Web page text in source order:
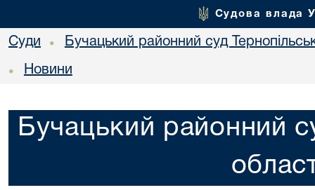
Судова влада
Суди • Бучацький районний суд
• Новини
Бучацький районний